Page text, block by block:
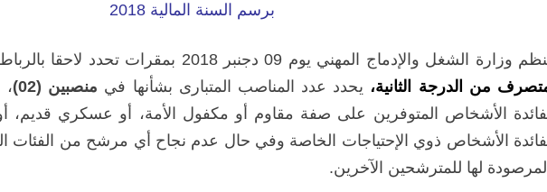
برسم السنة المالية 2018
وزارة الشغل والإدماج المهني يوم 09 دجنبر 2018 بمقرات تحدد لاحقا بالرباط
من الدرجة الثانية، يحدد عدد المناصب المتبارى بشأنها في منصبين (02)
الأشخاص ذوي الإحتياجات الخاصة وفي حال عدم نجاح أي مرشح من
لها للمترشحين الآخرين.